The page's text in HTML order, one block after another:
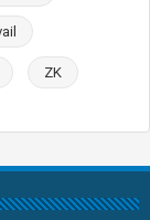
ZK